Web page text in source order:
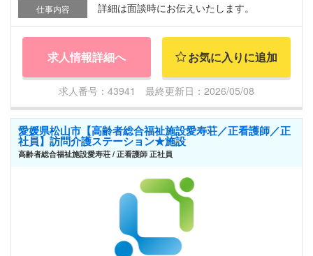
仕事内容 詳細は面談時にお伝えいたします。
求人情報詳細へ お気に入りに追加
求人番号：43941 最終更新日：2026/05/08
愛媛県松山市【高齢者総合福祉施設愛寿荘／正看護師／正
社員】訪問介護ステーション★施設
高齢者総合福祉施設愛寿荘 / 正看護師 正社員